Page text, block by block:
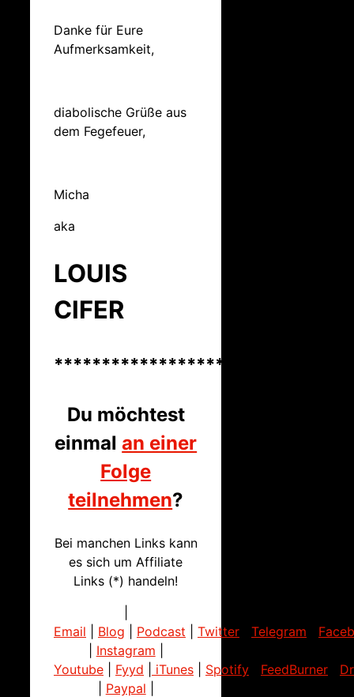
Danke für Eure
Aufmerksamkeit,
diabolische Grüße aus
dem Fegefeuer,
Micha
aka
LOUIS
CIFER
Du möchtest
einmalan einer
Folge
teilnehmen?
Bei manchen Links kann
es sich um Affiliate
Links (*) handeln!
Email
Blog Podcast Twitter Telegram
Instagram
Youtube
Fyyd iTunes Spotify FeedBurner
Paypal